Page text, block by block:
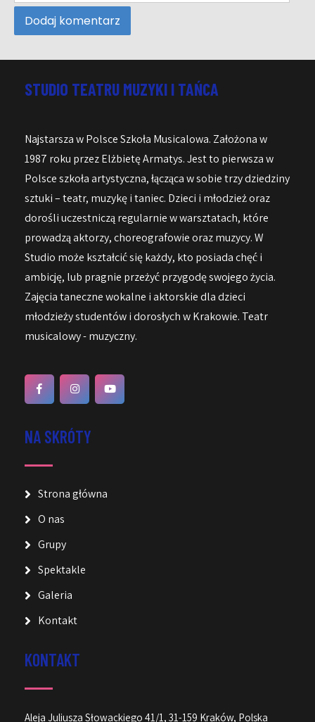
STUDIO TEATRU MUZYKI I TAŃCA
Najstarsza w Polsce Szkoła Musicalowa. Założona w
1987 roku przez Elżbietę Armatys. Jest to pierwsza w
Polsce szkoła artystyczna, łącząca w sobie trzy dziedziny
sztuki – teatr, muzykę i taniec. Dzieci i młodzież oraz
dorośli uczestniczą regularnie w warsztatach, które
prowadzą aktorzy, choreografowie oraz muzycy. W
Studio może kształcić się każdy, kto posiada chęć i
ambicję, lub pragnie przeżyć przygodę swojego życia.
Zajęcia taneczne wokalne i aktorskie dla dzieci
młodzieży studentów i dorosłych w Krakowie. Teatr
musicalowy - muzyczny.
NA SKRÓTY
Strona główna
O nas
Grupy
Spektakle
Galeria
Kontakt
KONTAKT
Aleja Juliusza Słowackiego 41/1, 31-159 Kraków, Polska